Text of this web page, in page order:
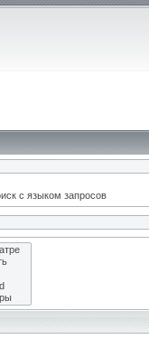
с языком запросов